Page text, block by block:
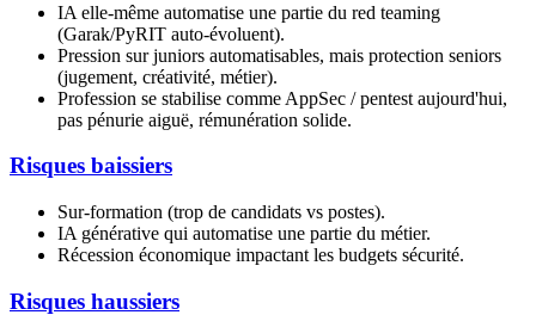
IA elle-même automatise une partie du red teaming
(Garak/PyRIT auto-évoluent).
Pression sur juniors automatisables, mais protection seniors
(jugement, créativité, métier).
Profession se stabilise comme AppSec / pentest aujourd'hui,
pas pénurie aiguë, rémunération solide.
Risques baissiers
Sur-formation (trop de candidats vs postes).
IA générative qui automatise une partie du métier.
Récession économique impactant les budgets sécurité.
Risques haussiers